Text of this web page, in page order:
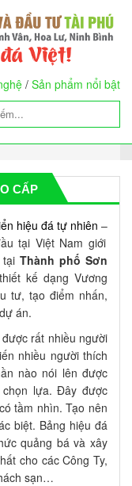
/ Sản phẩm nổi bật
CẤP
hiệu đá tự nhiên –
tại Việt Nam giới
tạiThành phố Sơn
kế dạng Vương
tư, tạo điểm nhấn,
án.
rất nhiều người
nhiều người thích
nào nói lên được
lựa. Đây được
tầm nhìn. Tạo nên
biệt. Bảng hiệu đá
quảng bá và xây
cho các Công Ty,
sạn…